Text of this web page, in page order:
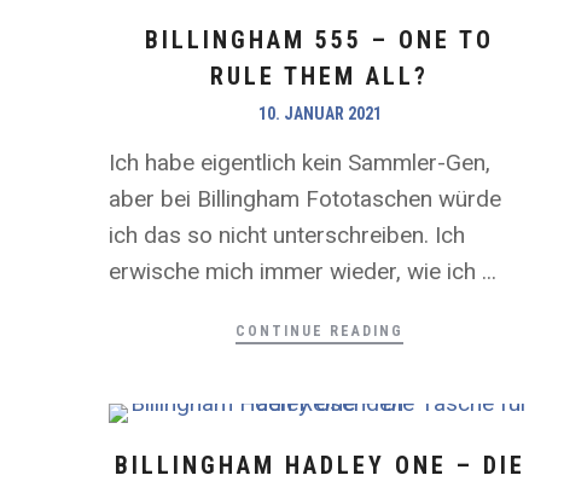
BILLINGHAM 555 – ONE TO
RULE THEM ALL?
10. JANUAR 2021
Ich habe eigentlich kein Sammler-Gen,
aber bei Billingham Fototaschen würde
ich das so nicht unterschreiben. Ich
erwische mich immer wieder, wie ich ...
CONTINUE READING
BILLINGHAM HADLEY ONE – DIE